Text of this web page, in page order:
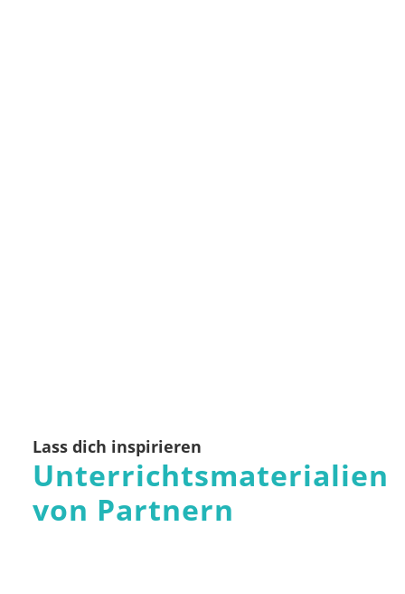
Lass dich inspirieren
Unterrichtsmaterialien
von Partnern